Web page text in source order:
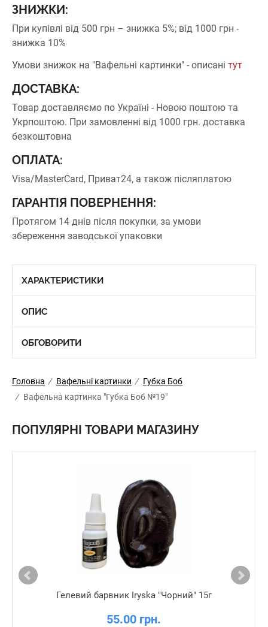
ЗНИЖКИ:
При купівлі від 500 грн – знижка 5%; від 1000 грн -
знижка 10%
Умови знижок на "Вафельні картинки" - описані тут
ДОСТАВКА:
Товар доставляємо по Україні - Новою поштою та
Укрпоштою. При замовленні від 1000 грн. доставка
безкоштовна
ОПЛАТА:
Visa/MasterCard, Приват24, а також післяплатою
ГАРАНТІЯ ПОВЕРНЕННЯ:
Протягом 14 днів після покупки, за умови
збереження заводської упаковки
ХАРАКТЕРИСТИКИ
ОПИС
ОБГОВОРИТИ
Головна / Вафельні картинки / Губка Боб
/ Вафельна картинка "Губка Боб №19"
ПОПУЛЯРНІ ТОВАРИ МАГАЗИНУ
Гелевий барвник Iryska "Чорний" 15г
55.00 грн.